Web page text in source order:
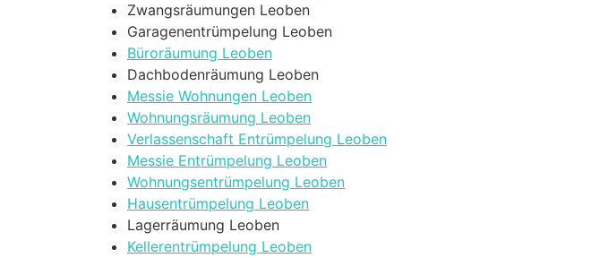
Zwangsräumungen Leoben
Garagenentrümpelung Leoben
Büroräumung Leoben
Dachbodenräumung Leoben
Messie Wohnungen Leoben
Wohnungsräumung Leoben
Verlassenschaft Entrümpelung Leoben
Messie Entrümpelung Leoben
Wohnungsentrümpelung Leoben
Hausentrümpelung Leoben
Lagerräumung Leoben
Kellerentrümpelung Leoben